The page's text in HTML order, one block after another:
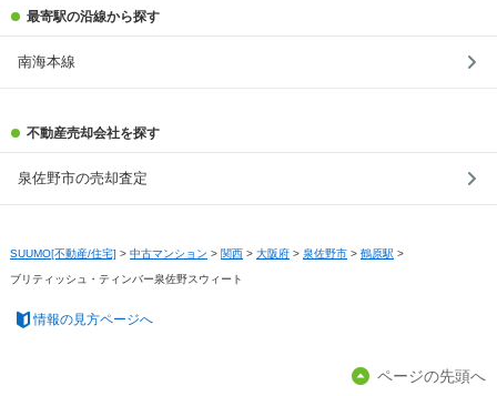
最寄駅の沿線から探す
南海本線
不動産売却会社を探す
泉佐野市の売却査定
SUUMO[不動産/住宅] > 中古マンション > 関西 > 大阪府 > 泉佐野市 > 鶴原駅 >
ブリティッシュ・ティンバー泉佐野スウィート
情報の見方ページへ
ページの先頭へ